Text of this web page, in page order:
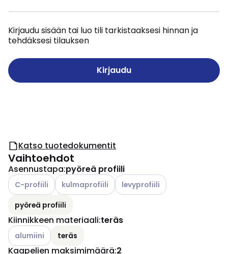
Kirjaudu sisään tai luo tili tarkistaaksesi hinnan ja
tehdäksesi tilauksen
Kirjaudu
Katso tuotedokumentit
Vaihtoehdot
Asennustapa:pyöreä profiili
Katso käytettävissä olevat vaihtoehdot
C-profiili Katso käytettävissä olevat vaihtoehdot
kulmaprofiili Katso käytettävissä olevat
levyprofiili
pyöreä profiili
Kiinnikkeen materiaali:teräs
Katso käytettävissä olevat vaihtoehdot
alumiini teräs
Kaapelien maksimimäärä:2